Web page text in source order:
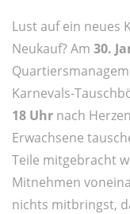
Lust auf ein neues
Neukauf? Am 30.
Karnevals-
18 Uhr nach
Erwachsene
Teile mitgebracht
Mitnehmen
nichts mitbringst,